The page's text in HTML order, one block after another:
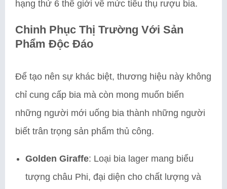
hạng thứ 6 thế giới về mức tiêu thụ rượu bia.
Chinh Phục Thị Trường Với Sản
Phẩm Độc Đáo
Để tạo nên sự khác biệt, thương hiệu này không
chỉ cung cấp bia mà còn mong muốn biến
những người mới uống bia thành những người
biết trân trọng sản phẩm thủ công.
Golden Giraffe: Loại bia lager mang biểu
tượng châu Phi, đại diện cho chất lượng và